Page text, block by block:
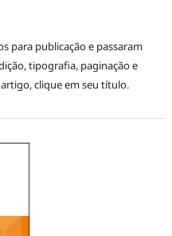
para publicação e passaram
tipografia, paginação e
artigo, clique em seu título.